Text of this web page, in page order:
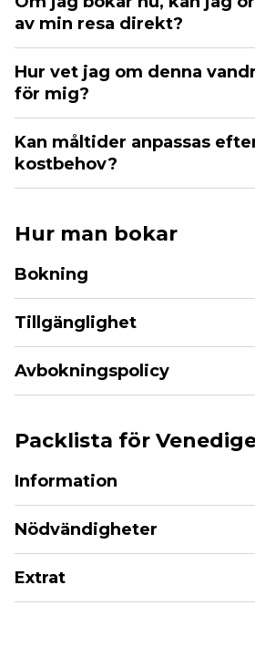
av min resa direkt?
Hur vet jag om denna
för mig?
Kan måltider anpassas
kostbehov?
Hur man bokar
Bokning
Tillgänglighet
Avbokningspolicy
Packlista för
Information
Nödvändigheter
Extrat